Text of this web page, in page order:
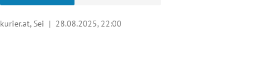
kurier.at, Sei | 28.08.2025, 22:00